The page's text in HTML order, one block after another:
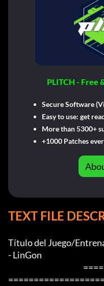
PLITCH - Free
Secure Software
Easy to use: get
More than 5300+
+1000 Patches
TEXT FILE
Título del Juego/
- LinGon